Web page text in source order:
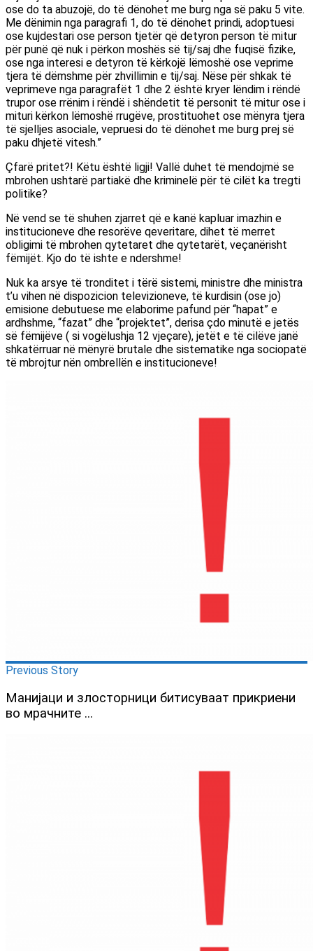
ose do ta abuzojë, do të dënohet me burg nga së paku 5 vite.
Me dënimin nga paragrafi 1, do të dënohet prindi, adoptuesi
ose kujdestari ose person tjetër që detyron person të mitur
për punë që nuk i përkon moshës së tij/saj dhe fuqisë fizike,
ose nga interesi e detyron të kërkojë lëmoshë ose veprime
tjera të dëmshme për zhvillimin e tij/saj. Nëse për shkak të
veprimeve nga paragrafët 1 dhe 2 është kryer lëndim i rëndë
trupor ose rrënim i rëndë i shëndetit të personit të mitur ose i
mituri kërkon lëmoshë rrugëve, prostituohet ose mënyra tjera
të sjelljes asociale, vepruesi do të dënohet me burg prej së
paku dhjetë vitesh.”
Çfarë pritet?! Këtu është ligji! Vallë duhet të mendojmë se
mbrohen ushtarë partiakë dhe kriminelë për të cilët ka tregti
politike?
Në vend se të shuhen zjarret që e kanë kapluar imazhin e
institucioneve dhe resorëve qeveritare, dihet të merret
obligimi të mbrohen qytetaret dhe qytetarët, veçanërisht
fëmijët. Kjo do të ishte e ndershme!
Nuk ka arsye të tronditet i tërë sistemi, ministre dhe ministra
t’u vihen në dispozicion televizioneve, të kurdisin (ose jo)
emisione debutuese me elaborime pafund për “hapat” e
ardhshme, “fazat” dhe “projektet”, derisa çdo minutë e jetës
së fëmijëve ( si vogëlushja 12 vjeçare), jetët e të cilëve janë
shkatërruar në mënyrë brutale dhe sistematike nga sociopatë
të mbrojtur nën ombrellën e institucioneve!
Previous Story
Манијаци и злосторници битисуваат прикриени
во мрачните ...